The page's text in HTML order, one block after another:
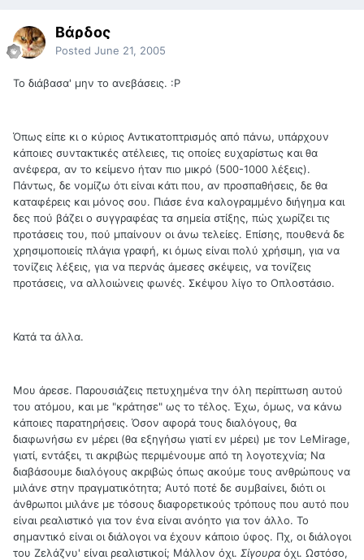
Βάρδος
Posted June 21, 2005
Το διάβασα' μην το ανεβάσεις. :Ρ
Όπως είπε κι ο κύριος Αντικατοπτρισμός από πάνω, υπάρχουν
κάποιες συντακτικές ατέλειες, τις οποίες ευχαρίστως και θα
ανέφερα, αν το κείμενο ήταν πιο μικρό (500-1000 λέξεις).
Πάντως, δε νομίζω ότι είναι κάτι που, αν προσπαθήσεις, δε θα
καταφέρεις και μόνος σου. Πιάσε ένα καλογραμμένο διήγημα και
δες πού βάζει ο συγγραφέας τα σημεία στίξης, πώς χωρίζει τις
προτάσεις του, πού μπαίνουν οι άνω τελείες. Επίσης, πουθενά δε
χρησιμοποιείς πλάγια γραφή, κι όμως είναι πολύ χρήσιμη, για να
τονίζεις λέξεις, για να περνάς άμεσες σκέψεις, να τονίζεις
προτάσεις, να αλλοιώνεις φωνές. Σκέψου λίγο το Οπλοστάσιο.
Κατά τα άλλα.
Μου άρεσε. Παρουσιάζεις πετυχημένα την όλη περίπτωση αυτού
του ατόμου, και με "κράτησε" ως το τέλος. Έχω, όμως, να κάνω
κάποιες παρατηρήσεις. Όσον αφορά τους διαλόγους, θα
διαφωνήσω εν μέρει (θα εξηγήσω γιατί εν μέρει) με τον LeMirage,
γιατί, εντάξει, τι ακριβώς περιμένουμε από τη λογοτεχνία; Να
διαβάσουμε διαλόγους ακριβώς όπως ακούμε τους ανθρώπους να
μιλάνε στην πραγματικότητα; Αυτό ποτέ δε συμβαίνει, διότι οι
άνθρωποι μιλάνε με τόσους διαφορετικούς τρόπους που αυτό που
είναι ρεαλιστικό για τον ένα είναι ανόητο για τον άλλο. Το
σημαντικό είναι οι διάλογοι να έχουν κάποιο ύφος. Πχ, οι διάλογοι
του Ζελάζνυ' είναι ρεαλιστικοί; Μάλλον όχι. Σίγουρα όχι. Ωστόσο,